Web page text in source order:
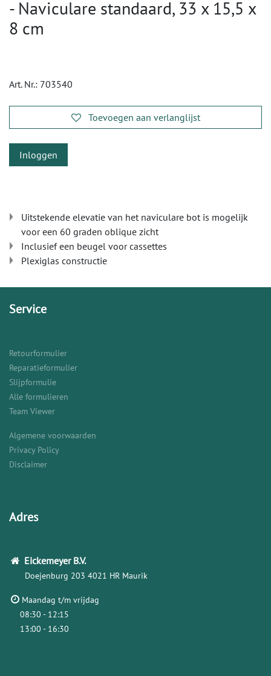
- Naviculare standaard, 33 x 15,5 x
8 cm
Art. Nr.: 703540
Toevoegen aan verlanglijst
Inloggen
Uitstekende elevatie van het naviculare bot is mogelijk
voor een 60 graden oblique zicht
Inclusief een beugel voor cassettes
Plexiglas constructie
Service
Retourformulier
Reparatieformulier
Slijpformulie
Alle formulieren
Team Viewer
Algemene voorwaarden
Privacy Policy
Disclaimer
Adres
Eickemeyer B.V.
Doejenburg 203 4021 HR Maurik
Maandag t/m vrijdag
08:30 - 12:15
13:00 - 16:30